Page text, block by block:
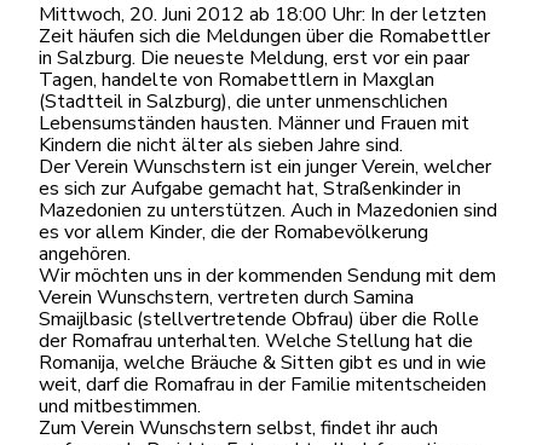
Mittwoch, 20. Juni 2012 ab 18:00 Uhr: In der letzten
Zeit häufen sich die Meldungen über die Romabettler
in Salzburg. Die neueste Meldung, erst vor ein paar
Tagen, handelte von Romabettlern in Maxglan
(Stadtteil in Salzburg), die unter unmenschlichen
Lebensumständen hausten. Männer und Frauen mit
Kindern die nicht älter als sieben Jahre sind.
Der Verein Wunschstern ist ein junger Verein, welcher
es sich zur Aufgabe gemacht hat, Straßenkinder in
Mazedonien zu unterstützen. Auch in Mazedonien sind
es vor allem Kinder, die der Romabevölkerung
angehören.
Wir möchten uns in der kommenden Sendung mit dem
Verein Wunschstern, vertreten durch Samina
Smaijlbasic (stellvertretende Obfrau) über die Rolle
der Romafrau unterhalten. Welche Stellung hat die
Romanija, welche Bräuche & Sitten gibt es und in wie
weit, darf die Romafrau in der Familie mitentscheiden
und mitbestimmen.
Zum Verein Wunschstern selbst, findet ihr auch